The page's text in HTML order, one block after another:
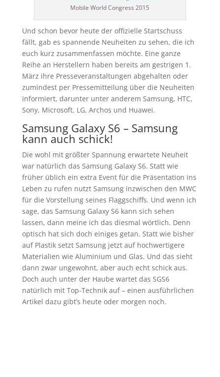
Mobile World Congress 2015
Und schon bevor heute der offizielle Startschuss
fällt, gab es spannende Neuheiten zu sehen, die ich
euch kurz zusammenfassen möchte. Eine ganze
Reihe an Herstellern haben bereits am gestrigen 1.
März ihre Presseveranstaltungen abgehalten oder
zumindest per Pressemitteilung über die Neuheiten
informiert, darunter unter anderem Samsung, HTC,
Sony, Microsoft, LG, Archos und Huawei.
Samsung Galaxy S6 – Samsung
kann auch schick!
Die wohl mit größter Spannung erwartete Neuheit
war natürlich das Samsung Galaxy S6. Statt wie
früher üblich ein extra Event für die Präsentation ins
Leben zu rufen nutzt Samsung inzwischen den MWC
für die Vorstellung seines Flaggschiffs. Und wenn ich
sage, das Samsung Galaxy S6 kann sich sehen
lassen, dann meine ich das diesmal wörtlich. Denn
optisch hat sich doch einiges getan. Statt wie bisher
auf Plastik setzt Samsung jetzt auf hochwertigere
Materialien wie Aluminium und Glas. Und das sieht
dann zwar ungewohnt, aber auch echt schick aus.
Doch auch unter der Haube wartet das SGS6
natürlich mit Top-Technik auf – einen ausführlichen
Artikel dazu gibt’s heute oder morgen noch.